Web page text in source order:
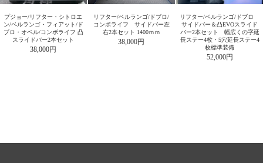
プジョー/リフター・シトロエ
ン/ベルランゴ・フィアット/ド
ブロ・オペル/コンボライフ 凸
スライドバー2本セット
38,000円
リフター/ベルランゴ/ドブロ/
コンボライフ サイドバー左
右2本セット 1400ｍｍ
38,000円
リフター/ベルランゴ/ドブロ
サイドバー＆凸EVOスライド
バー2本セット 幅広くの字延
長ステー4枚・5穴延長ステー4
枚標準装備
52,000円